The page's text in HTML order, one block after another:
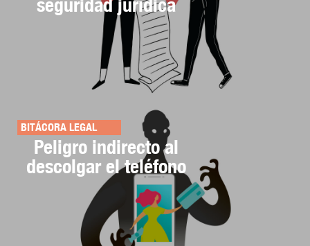
seguridad jurídica
BITÁCORA LEGAL
Peligro indirecto al
descolgar el teléfono